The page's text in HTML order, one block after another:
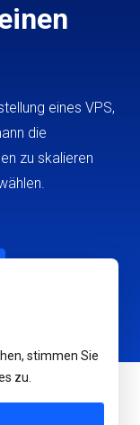
eines VPS,
die
zu skalieren
stimmen Sie
zu.